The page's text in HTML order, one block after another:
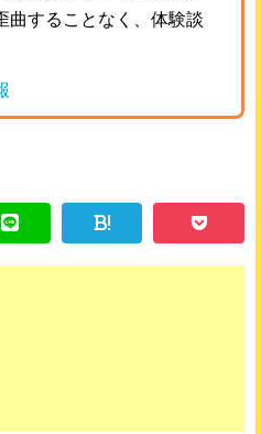
曲することなく、体験談
!